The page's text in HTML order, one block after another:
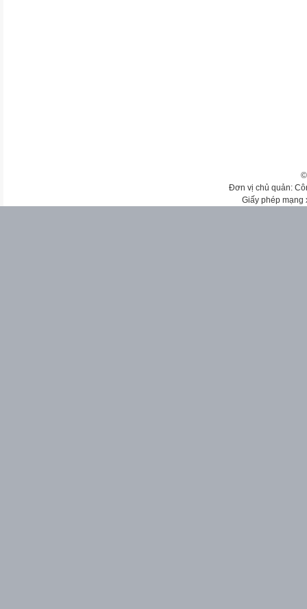
Đơn vị chủ quản:
Giấy phép mạng